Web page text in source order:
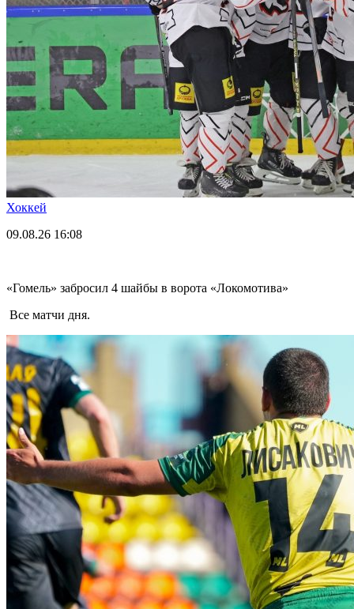
Хоккей
09.08.26 16:08
«Гомель» забросил 4 шайбы в ворота «Локомотива»
Все матчи дня.